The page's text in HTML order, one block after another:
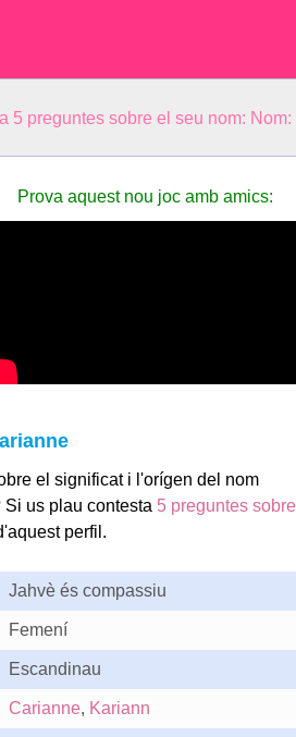
5 preguntes sobre el seu nom: Nom:
Prova aquest nou joc amb amics:
el significat i l'orígen del nom
us plau contesta 5 preguntes
perfil.
Jahvè és compassiu
Femení
Escandinau
Carianne, Kariann